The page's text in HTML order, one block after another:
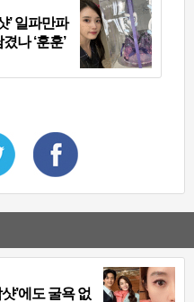
’ 일파만파
나 ‘훈훈’
’에도 굴욕 없